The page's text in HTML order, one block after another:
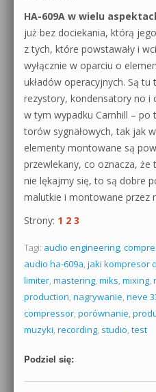
HA-609A w wielu
już bez dociekania, którą
z tych, które powstawały i
wyłącznie w oparciu o
układów operacyjnych. Są
rezystory, kondensatory no i
w tym wypadku Carnhill – po
torów sygnałowych, tak jak
elementy montowane są
przewlekany, co oznacza, że
nie lękajmy się, to są dobre
malutkie i montowane przez
Strony: 1 2 3
Tagi: audio engineering,
audio ha-609a, jaki kompresor
limiter, mastering, miks, mixing,
production, nagrywanie, neve
compressor, porównanie,
muzyki, recording, studio, test
Podziel się: